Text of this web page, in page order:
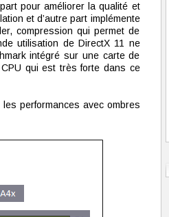
pour améliorer la qualité et
et d’autre part implémente
compression qui permet de
utilisation de DirectX 11 ne
intégré sur une carte de
qui est très forte dans ce
performances avec ombres